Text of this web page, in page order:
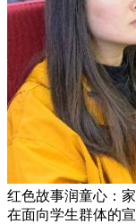
红色故事润童心：
在面向学生群体的